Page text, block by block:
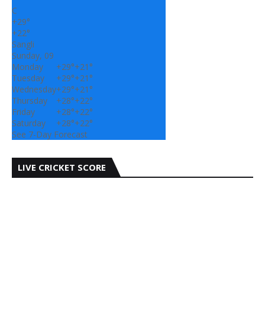
C
+29°
+22°
Sangli
Sunday, 09
Monday
+29°+21°
Tuesday
+29°+21°
Wednesday+29°+21°
Thursday
+28°+22°
Friday
+28°+22°
Saturday
+28°+22°
See 7-Day Forecast
LIVE CRICKET SCORE